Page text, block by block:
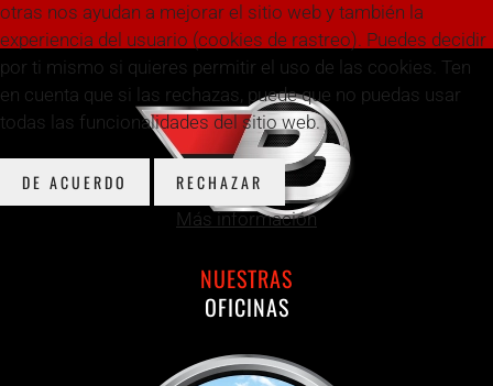
NUESTRAS
OFICINAS
otras nos ayudan a mejorar el sitio web y también la
experiencia del usuario (cookies de rastreo). Puedes decidir
por ti mismo si quieres permitir el uso de las cookies. Ten
en cuenta que si las rechazas, puede que no puedas usar
todas las funcionalidades del sitio web.
DE ACUERDO RECHAZAR
Más información